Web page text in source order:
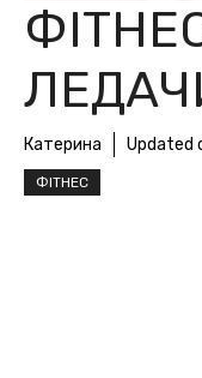
Катерина Updated
ФІТНЕС